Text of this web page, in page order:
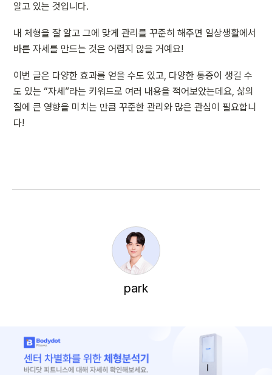
알고 있는 것입니다.
내 체형을 잘 알고 그에 맞게 관리를 꾸준히 해주면 일상생활에서
바른 자세를 만드는 것은 어렵지 않을 거예요!
이번 글은 다양한 효과를 얻을 수도 있고, 다양한 통증이 생길 수
도 있는 “자세”라는 키워드로 여러 내용을 적어보았는데요, 삶의
질에 큰 영향을 미치는 만큼 꾸준한 관리와 많은 관심이 필요합니
다!
park